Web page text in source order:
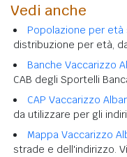
Vedi anche
Popolazione per età
distribuzione per età,
Banche Vaccarizzo
CAB degli Sportelli
CAP Vaccarizzo
da utilizzare per gli
Mappa Vaccarizzo
strade e dell'indirizzo.